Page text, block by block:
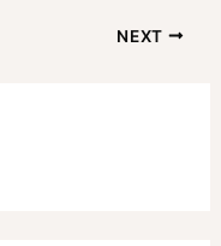
NEXT